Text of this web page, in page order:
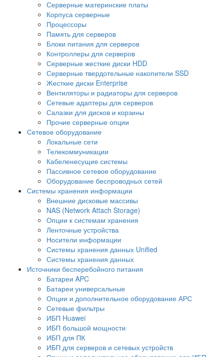
Серверные материнские платы
Корпуса серверные
Процессоры
Память для серверов
Блоки питания для серверов
Контроллеры для серверов
Серверные жесткие диски HDD
Серверные твердотельные накопители SSD
Жесткие диски Enterprise
Вентиляторы и радиаторы для серверов
Сетевые адаптеры для серверов
Салазки для дисков и корзины
Прочие серверные опции
Сетевое оборудование
Локальные сети
Телекоммуникации
Кабеленесущие системы
Пассивное сетевое оборудование
Оборудование беспроводных сетей
Системы хранения информации
Внешние дисковые массивы
NAS (Network Attach Storage)
Опции к системам хранения
Ленточные устройства
Носители информации
Системы хранения данных Unified
Системы хранения данных
Источники бесперебойного питания
Батареи APC
Батареи универсальные
Опции и дополнительное оборудование АРС
Сетевые фильтры
ИБП Huawei
ИБП большой мощности
ИБП для ПК
ИБП для серверов и сетевых устройств